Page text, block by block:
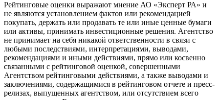
Рейтинговые оценки выражают мнение АО «Эксперт РА» и
не являются установлением фактов или рекомендацией
покупать, держать или продавать те или иные ценные бумаги
или активы, принимать инвестиционные решения. Агентство
не принимает на себя никакой ответственности в связи с
любыми последствиями, интерпретациями, выводами,
рекомендациями и иными действиями, прямо или косвенно
связанными с рейтинговой оценкой, совершенными
Агентством рейтинговыми действиями, а также выводами и
заключениями, содержащимися в рейтинговом отчете и пресс-
релизах, выпущенных агентством, или отсутствием всего